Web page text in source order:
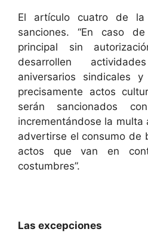
El artículo cuatro de la
sanciones. “En caso
principal sin
desarrollen
aniversarios sindicales
precisamente actos
serán sancionados
incrementándose la multa
advertirse el consumo de
actos que van en
costumbres”.
Las excepciones